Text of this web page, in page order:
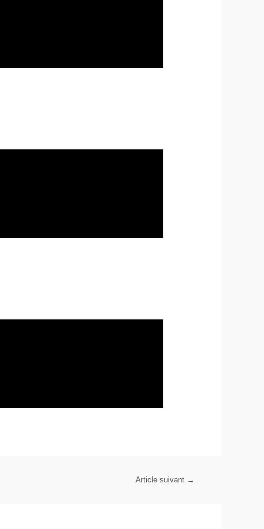
Article suivant →